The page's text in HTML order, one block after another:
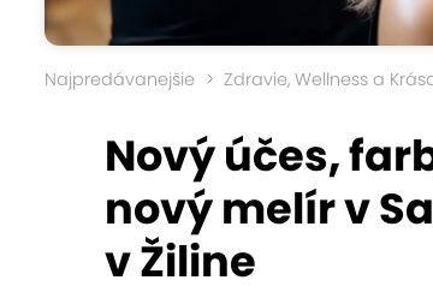
Najpredávanejšie Zdravie, Wellness a
Nový účes,
nový melír v
v Žiline